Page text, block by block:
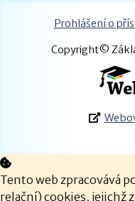
Prohlášení o
Copyright©
Tento web zpracovává
relační) cookies, jejichž